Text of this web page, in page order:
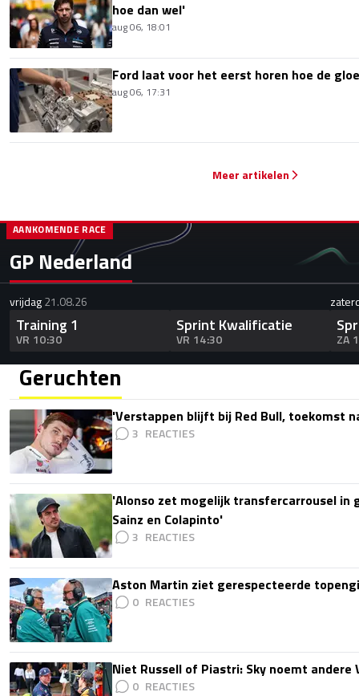
hoe dan wel'
aug 06, 18:01
Ford laat voor het eerst horen hoe de
aug 06, 17:31
Meer artikelen
GP Nederland
AANKOMENDE RACE
vrijdag21.08.26
Training 1
VR 10:30
Sprint Kwalificatie
VR 14:30 ZA
Geruchten
'Verstappen blijft bij Red Bull, toekomst
3
'Alonso zet mogelijk transfercarrousel in
Sainz en Colapinto'
3
Aston Martin ziet gerespecteerde
0
Niet Russell of Piastri: Sky noemt
0